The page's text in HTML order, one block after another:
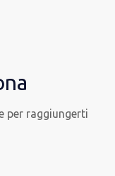
per raggiungerti